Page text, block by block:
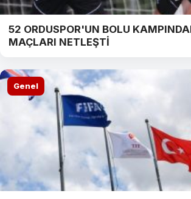
52 ORDUSPOR'UN BOLU
MAÇLARI NETLEŞTİ
Genel